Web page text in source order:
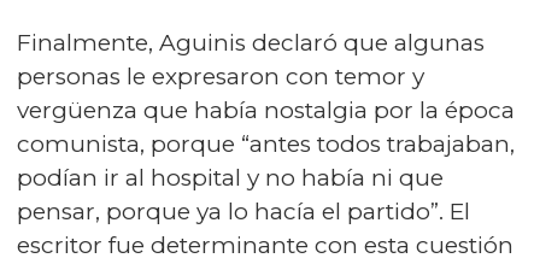
Finalmente, Aguinis declaró que algunas
personas le expresaron con temor y
vergüenza que había nostalgia por la época
comunista, porque “antes todos trabajaban,
podían ir al hospital y no había ni que
pensar, porque ya lo hacía el partido”. El
escritor fue determinante con esta cuestión